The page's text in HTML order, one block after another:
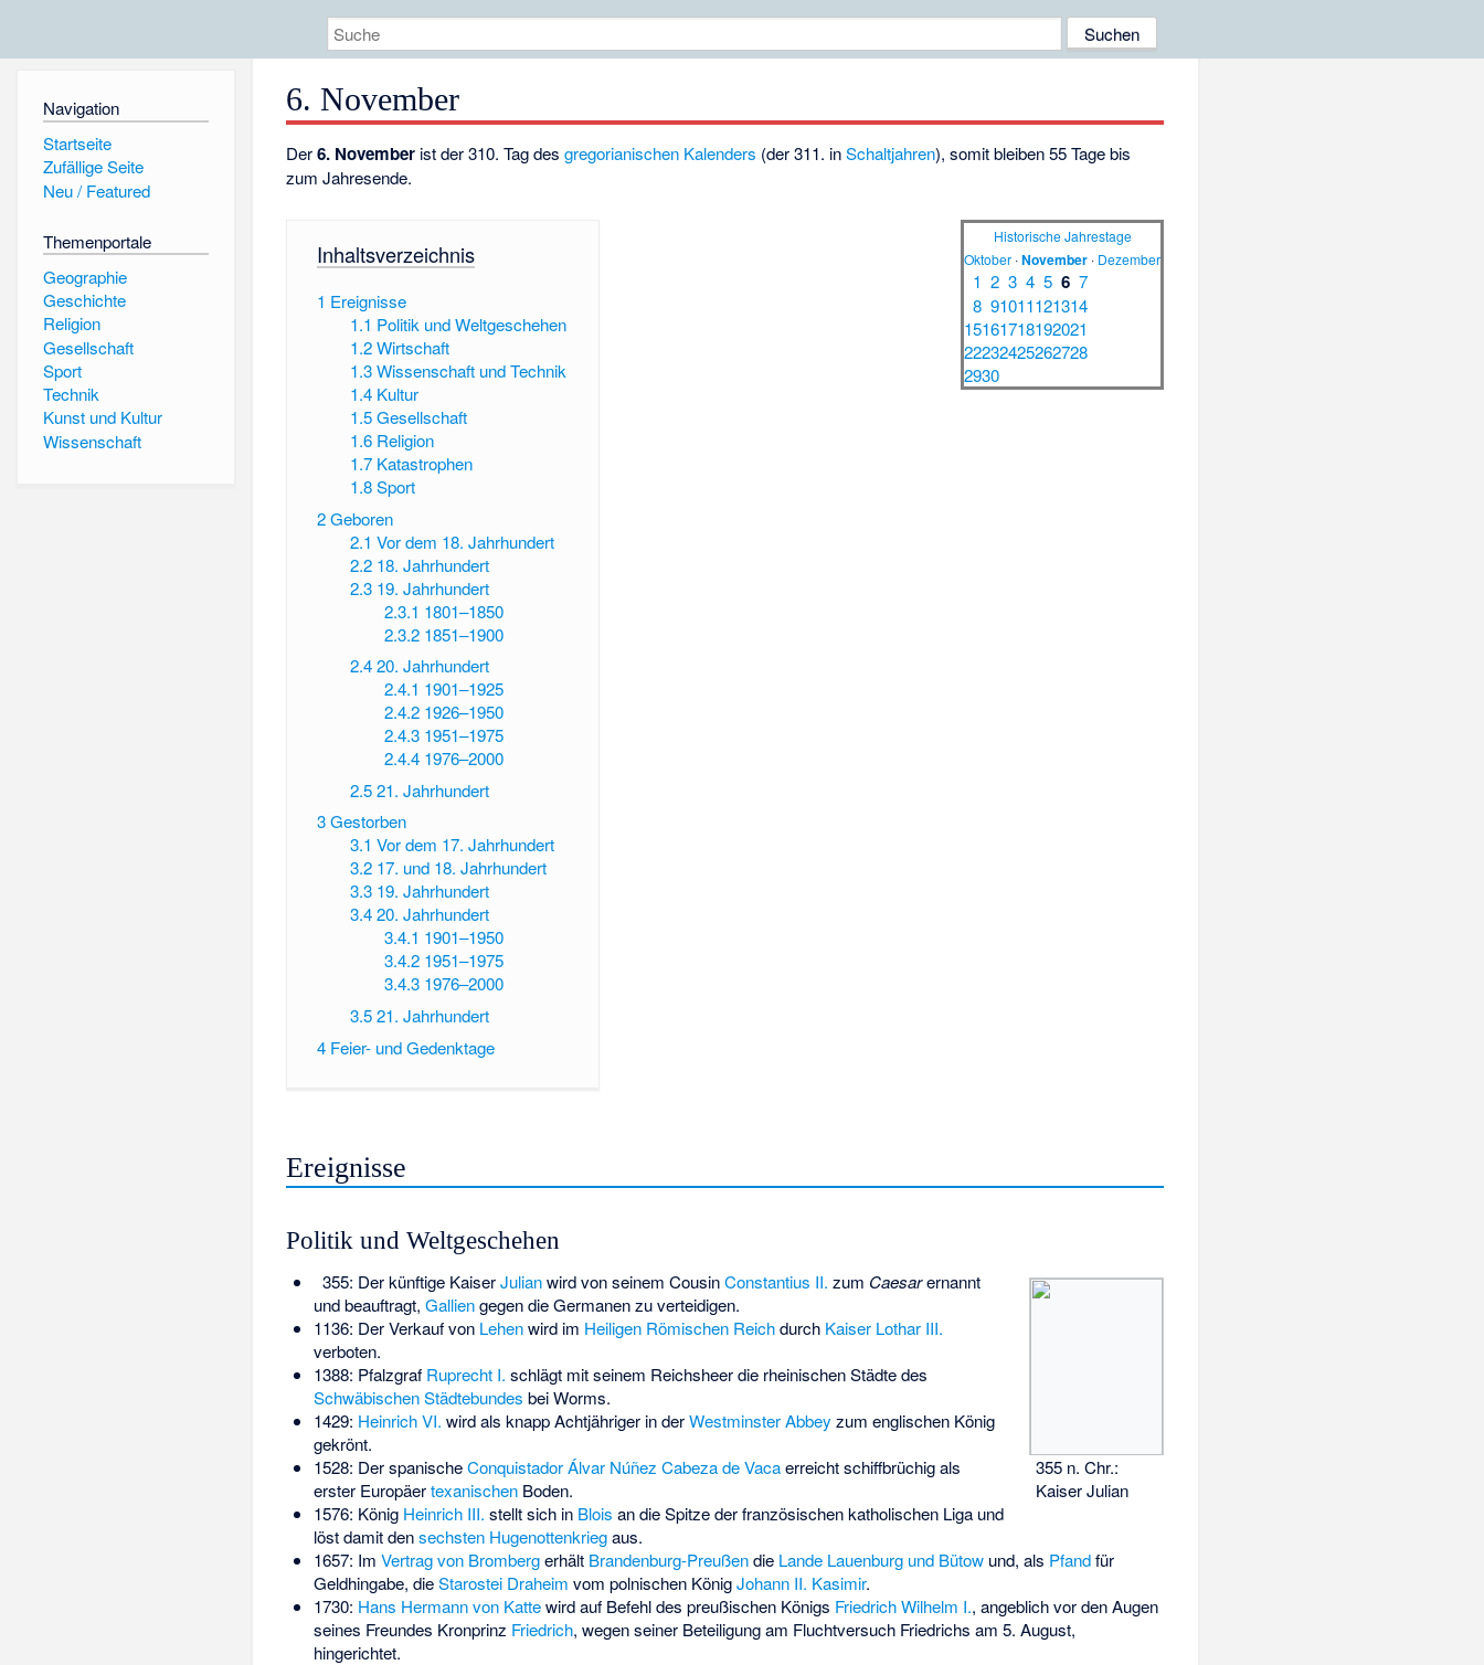
Navigation
Startseite
Zufällige Seite
Neu / Featured
Themenportale
Geographie
Geschichte
Religion
Gesellschaft
Sport
Technik
Kunst und Kultur
Wissenschaft
6. November
Der6. November ist der 310. Tag desgregorianischen Kalenders (der 311. inSchaltjahren), somit bleiben 55 Tage bis
zum Jahresende.
Historische Jahrestage
Oktober ·November · Dezember
1 2 3 4 5 6 7
8 91011121314
15161718192021
22232425262728
2930
Inhaltsverzeichnis
1 Ereignisse
1.1 Politik und Weltgeschehen
1.2 Wirtschaft
1.3 Wissenschaft und Technik
1.4 Kultur
1.5 Gesellschaft
1.6 Religion
1.7 Katastrophen
1.8 Sport
2Geboren
2.1 Vor dem 18. Jahrhundert
2.2 18. Jahrhundert
2.3 19. Jahrhundert
2.3.1 1801–1850
2.3.2 1851–1900
2.4 20. Jahrhundert
2.4.1 1901–1925
2.4.2 1926–1950
2.4.3 1951–1975
2.4.4 1976–2000
2.5 21. Jahrhundert
3Gestorben
3.1 Vor dem 17. Jahrhundert
3.2 17. und 18. Jahrhundert
3.3 19. Jahrhundert
3.4 20. Jahrhundert
3.4.1 1901–1950
3.4.2 1951–1975
3.4.3 1976–2000
3.5 21. Jahrhundert
4 Feier- und Gedenktage
Ereignisse
Politik und Weltgeschehen
355 n. Chr.:
Kaiser Julian
355: Der künftige KaiserJulianwird von seinem CousinConstantius II. zum Caesarernannt
und beauftragt, Galliengegen die Germanen zu verteidigen.
1136: Der Verkauf von Lehenwird im Heiligen Römischen Reichdurch Kaiser Lothar III.
verboten.
1388: Pfalzgraf Ruprecht I. schlägt mit seinem Reichsheer die rheinischen Städte des
Schwäbischen Städtebundes bei Worms.
1429: Heinrich VI. wird als knapp Achtjähriger in derWestminster Abbey zum englischen König
gekrönt.
1528: Der spanischeConquistador Álvar Núñez Cabeza de Vacaerreicht schiffbrüchig als
erster EuropäertexanischenBoden.
1576: König Heinrich III. stellt sich in Blois an die Spitze der französischen katholischen Liga und
löst damit densechsten Hugenottenkriegaus.
1657: Im Vertrag von Brombergerhält Brandenburg-Preußendie Lande Lauenburg und Bütowund, als Pfandfür
Geldhingabe, dieStarostei Draheim vom polnischen KönigJohann II. Kasimir.
1730: Hans Hermann von Kattewird auf Befehl des preußischen Königs Friedrich Wilhelm I., angeblich vor den Augen
seines Freundes Kronprinz Friedrich, wegen seiner Beteiligung am Fluchtversuch Friedrichs am 5. August,
hingerichtet.